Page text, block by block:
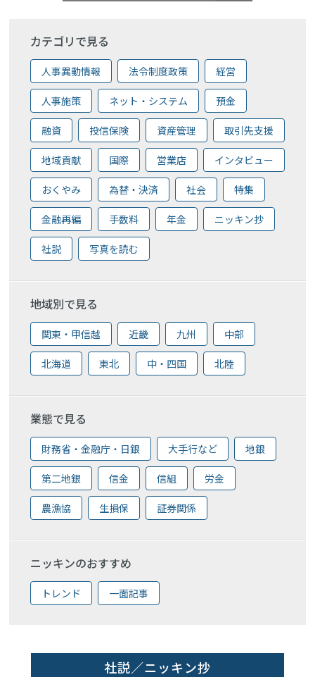
カテゴリで見る
人事異動情報 法令制度政策 経営
人事施策 ネット・システム 預金
融資 投信保険 資産管理 取引先支援
地域貢献 国際 営業店 インタビュー
おくやみ 為替・決済 社会 特集
金融再編 手数料 年金 ニッキン抄
社説 写真を読む
地域別で見る
関東・甲信越 近畿 九州 中部
北海道 東北 中・四国 北陸
業態で見る
財務省・金融庁・日銀 大手行など 地銀
第二地銀 信金 信組 労金
農漁協 生損保 証券関係
ニッキンのおすすめ
トレンド 一面記事
社説／ニッキン抄